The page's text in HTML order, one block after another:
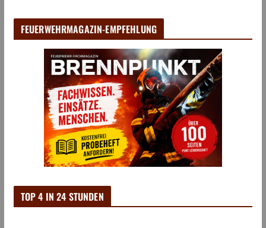
FEUERWEHRMAGAZIN-EMPFEHLUNG
TOP 4 IN 24 STUNDEN